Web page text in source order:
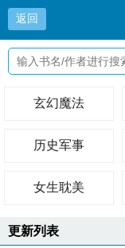
返回
玄幻魔法
历史军事
女生耽美
更新列表